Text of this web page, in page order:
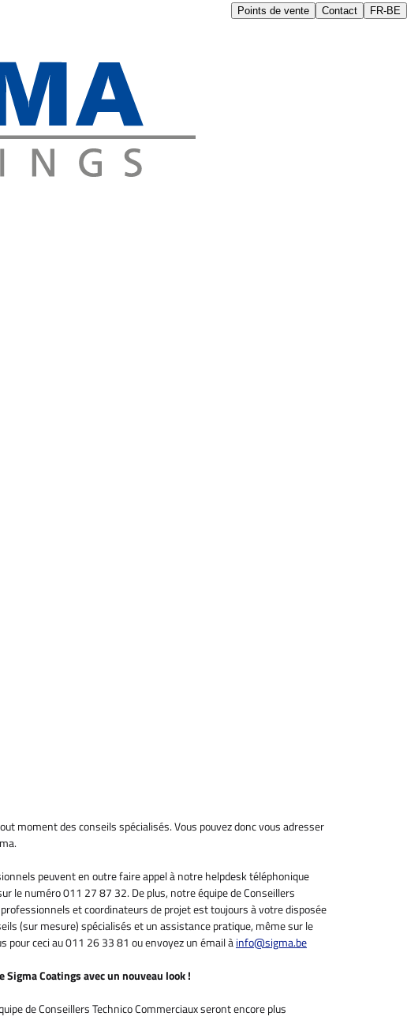
Points de vente Contact FR-BE
moment des conseils spécialisés. Vous pouvez donc vous adresser
peuvent en outre faire appel à notre helpdesk téléphonique
le numéro 011 27 87 32. De plus, notre équipe de Conseillers
et coordinateurs de projet est toujours à votre disposée
(sur mesure) spécialisés et un assistance pratique, même sur le
pour ceci au 011 26 33 81 ou envoyez un émail àinfo@sigma.be
Sigma Coatings avec un nouveau look !
de Conseillers Technico Commerciaux seront encore plus